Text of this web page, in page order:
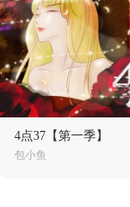
4点37【第一季】
包小鱼